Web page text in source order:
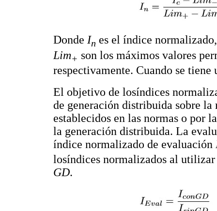
Donde In es el índice
Lim+ son los máximos valores
respectivamente. Cuando se
El objetivo de losíndices
de generación distribuida sobre
establecidos en las normas o por
la generación distribuida. La
índice normalizado de evaluación
losíndices normalizados al
GD.